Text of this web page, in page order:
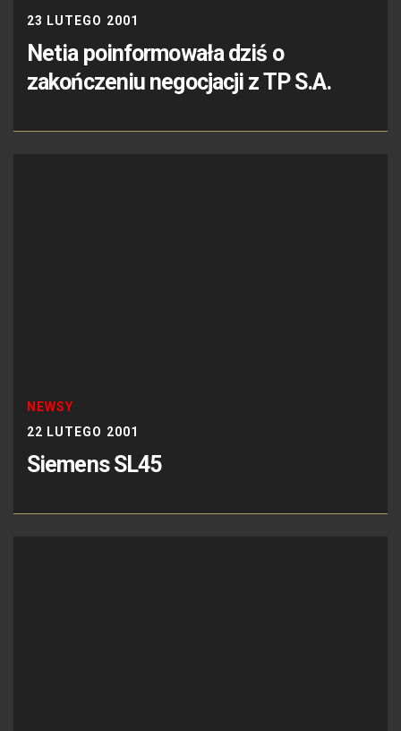
23 LUTEGO 2001
Netia poinformowała dziś o
zakończeniu negocjacji z TP S.A.
NEWSY
22 LUTEGO 2001
Siemens SL45